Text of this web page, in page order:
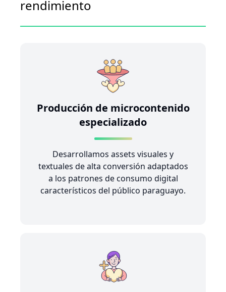
rendimiento
Producción de microcontenido
especializado
Desarrollamos assets visuales y
textuales de alta conversión adaptados
a los patrones de consumo digital
característicos del público paraguayo.